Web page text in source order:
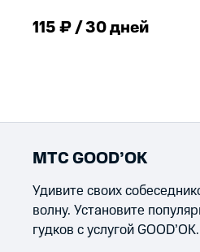
115 ₽ / 30 дней
МТС GOOD’OK
Удивите своих
волну. Установите
гудков с услугой GOOD’OK.